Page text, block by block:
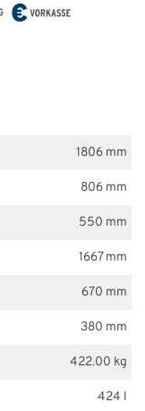
1806 mm
806 mm
550 mm
1667 mm
670 mm
380 mm
422.00 kg
424 l